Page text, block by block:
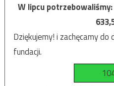
W lipcu potrzebowaliśmy:
Dziękujemy! i zachęcamy
fundacji.